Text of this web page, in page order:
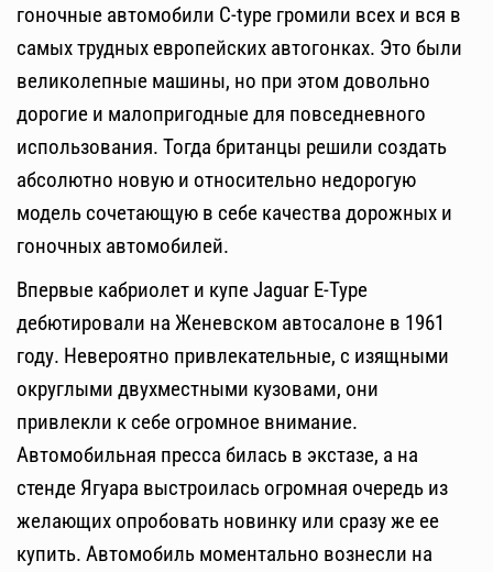
гоночные автомобили C-type громили всех и вся в
самых трудных европейских автогонках. Это были
великолепные машины, но при этом довольно
дорогие и малопригодные для повседневного
использования. Тогда британцы решили создать
абсолютно новую и относительно недорогую
модель сочетающую в себе качества дорожных и
гоночных автомобилей.
Впервые кабриолет и купе Jaguar E-Type
дебютировали на Женевском автосалоне в 1961
году. Невероятно привлекательные, с изящными
округлыми двухместными кузовами, они
привлекли к себе огромное внимание.
Автомобильная пресса билась в экстазе, а на
стенде Ягуара выстроилась огромная очередь из
желающих опробовать новинку или сразу же ее
купить. Автомобиль моментально вознесли на